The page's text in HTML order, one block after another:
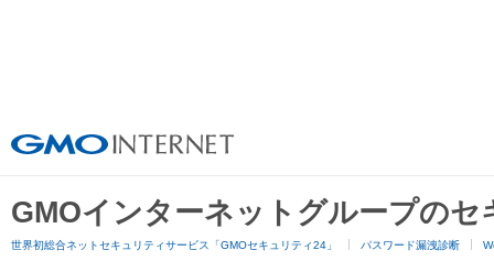
GMOインターネットグループの
世界初総合ネットセキュリティサービス「GMOセキュリティ24」 パスワード漏洩診断